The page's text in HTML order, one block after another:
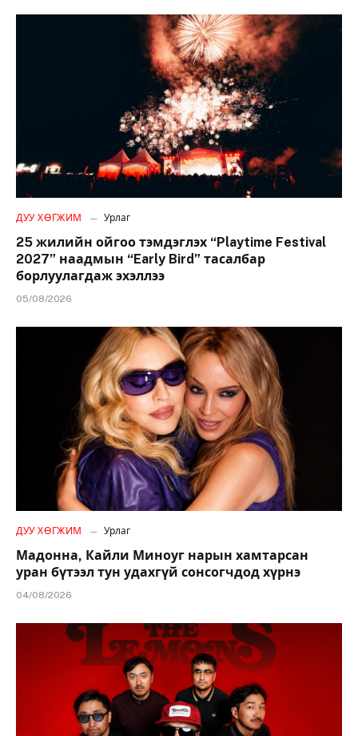
ДУУ ХӨГЖИМ Урлаг
25 жилийн ойгоо тэмдэглэх “Playtime Festival
2027” наадмын “Early Bird” тасалбар
борлуулагдаж эхэллээ
05/08/2026
ДУУ ХӨГЖИМ Урлаг
Мадонна, Кайли Миноуг нарын хамтарсан
уран бүтээл тун удахгүй сонсогчдод хүрнэ
04/08/2026